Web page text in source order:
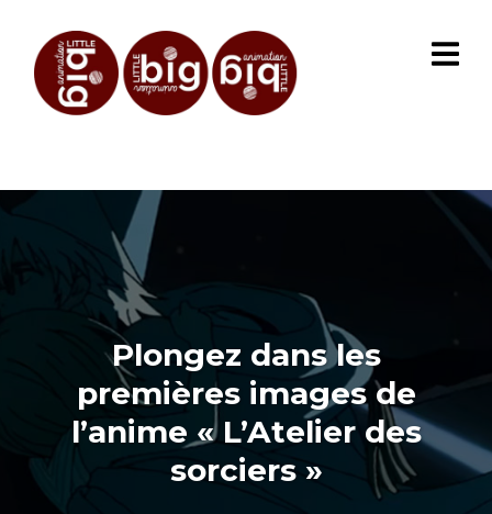
Plongez dans les
premières images de
l’anime « L’Atelier des
sorciers »